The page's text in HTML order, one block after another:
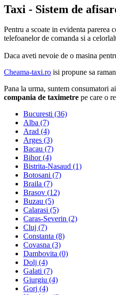
Taxi - Sistem de
Pentru a scoate in evidenta parerea
telefoanelor de comanda si a
Daca aveti nevoie de o masina
Cheama-taxi.ro isi propune sa
Pana la urma, suntem consumatori
compania de taximetre pe care o
Bucuresti (36)
Alba (7)
Arad (4)
Arges (3)
Bacau (7)
Bihor (4)
Bistrita-Nasaud (1)
Botosani (7)
Braila (7)
Brasov (12)
Buzau (5)
Calarasi (5)
Caras-Severin (2)
Cluj (7)
Constanta (8)
Covasna (3)
Dambovita (0)
Dolj (4)
Galati (7)
Giurgiu (4)
Gorj (4)